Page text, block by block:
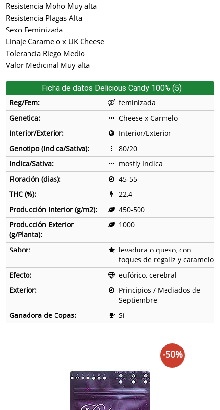
Resistencia Moho Muy alta
Resistencia Plagas Alta
Sexo Feminizada
Linaje Caramelo x UK Cheese
Tolerancia Riego Medio
Valor Medicinal Muy alta
Ficha de datos Delicious Candy 100% (5)
Reg/Fem:
feminizada
Genetica:
Cheese x Carmelo
Interior/Exterior:
Interior/Exterior
Genotipo (Indica/Sativa):
80/20
Indica/Sativa:
mostly Indica
Floración (dias):
45-55
THC (%):
22,4
Producción Interior (g/m2):
450-500
Producción Exterior
(g/Planta):
1000
Sabor:
levadura o queso, con
toques de regaliz y caramelo
Efecto:
eufórico, cerebral
Exterior:
Principios / Mediados de
Septiembre
Ganadora de Copas:
Sí
-50%